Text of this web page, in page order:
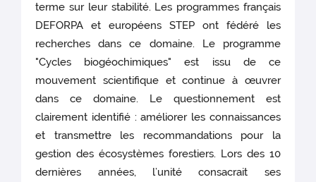
terme sur leur stabilité. Les programmes français
DEFORPA et européens STEP ont fédéré les
recherches dans ce domaine. Le programme
"Cycles biogéochimiques" est issu de ce
mouvement scientifique et continue à œuvrer
dans ce domaine. Le questionnement est
clairement identifié : améliorer les connaissances
et transmettre les recommandations pour la
gestion des écosystèmes forestiers. Lors des 10
dernières années, l’unité consacrait ses